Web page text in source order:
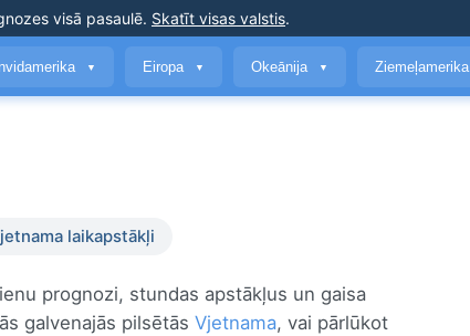
visā pasaulē. Skatīt visas valstis.
▼ Eiropa ▼ Okeānija ▼ Ziemeļamerika
laikapstākļi
prognozi, stundas apstākļus un gaisa
galvenajās pilsētās Vjetnama, vai pārlūkot